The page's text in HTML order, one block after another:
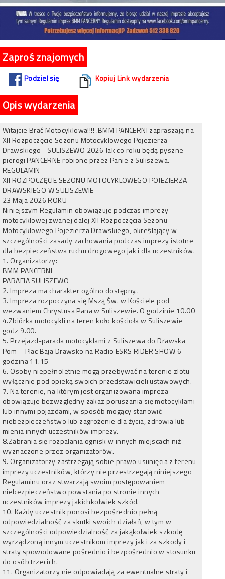
Zaproś znajomych
Podziel się Kopiuj Link wydarzenia
Opis wydarzenia
Witajcie Brać Motocyklowa!!!! .BMM PANCERNI zapraszają na
XII Rozpoczęcie Sezonu Motocyklowego Pojezierza
Drawskiego - SULISZEWO 2026 Jak co roku będą pyszne
pierogi PANCERNE robione przez Panie z Suliszewa.
REGULAMIN
XII ROZPOCZĘCIE SEZONU MOTOCYKLOWEGO POJEZIERZA
DRAWSKIEGO W SULISZEWIE
23 Maja 2026 ROKU
Niniejszym Regulamin obowiązuje podczas imprezy
motocyklowej zwanej dalej XII Rozpoczęcia Sezonu
Motocyklowego Pojezierza Drawskiego, określający w
szczególności zasady zachowania podczas imprezy istotne
dla bezpieczeństwa ruchu drogowego jak i dla uczestników.
1. Organizatorzy:
BMM PANCERNI
PARAFIA SULISZEWO
2. Impreza ma charakter ogólno dostępny..
3. Impreza rozpoczyna się Mszą Św. w Kościele pod
wezwaniem Chrystusa Pana w Suliszewie. O godzinie 10.00
4.Zbiórka motocykli na teren koło kościoła w Suliszewie
godz 9.00.
5. Przejazd-parada motocyklami z Suliszewa do Drawska
Pom – Plac Baja Drawsko na Radio ESKS RIDER SHOW 6
godzina 11.15
6. Osoby niepełnoletnie mogą przebywać na terenie zlotu
wyłącznie pod opieką swoich przedstawicieli ustawowych.
7. Na terenie, na którym jest organizowana impreza
obowiązuje bezwzględny zakaz poruszania się motocyklami
lub innymi pojazdami, w sposób mogący stanowić
niebezpieczeństwo lub zagrożenie dla życia, zdrowia lub
mienia innych uczestników imprezy.
8.Zabrania się rozpalania ognisk w innych miejscach niż
wyznaczone przez organizatorów.
9. Organizatorzy zastrzegają sobie prawo usunięcia z terenu
imprezy uczestników, którzy nie przestrzegają niniejszego
Regulaminu oraz stwarzają swoim postępowaniem
niebezpieczeństwo powstania po stronie innych
uczestników imprezy jakichkolwiek szkód.
10. Każdy uczestnik ponosi bezpośrednio pełną
odpowiedzialność za skutki swoich działań, w tym w
szczególności odpowiedzialność za jakąkolwiek szkodę
wyrządzoną innym uczestnikom imprezy jak i za szkody i
straty spowodowane pośrednio i bezpośrednio w stosunku
do osób trzecich.
11. Organizatorzy nie odpowiadają za ewentualne straty i